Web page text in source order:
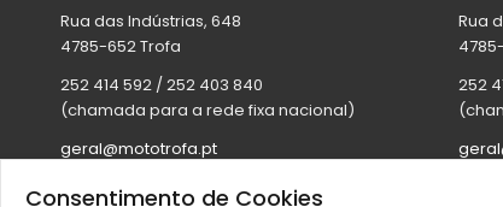
Rua das Indústrias, 648
4785-652 Trofa
252 414 592 / 252 403 840
(chamada para a rede fixa nacional)
geral@mototrofa.pt
mototrofa.com
Rua
252
Consentimento de Cookies